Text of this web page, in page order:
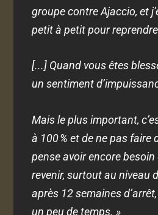
groupe contre Ajaccio, et
petit à petit pour
[...] Quand vous êtes
un sentiment
Mais le plus important,
à 100 % et de ne pas faire
pense avoir encore
revenir, surtout au niveau
après 12 semaines
un peu de temps. »